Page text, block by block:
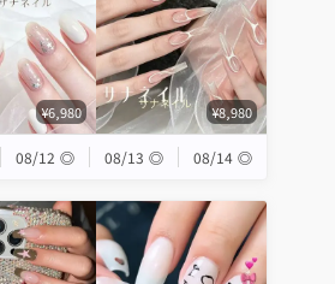
¥6,980 ¥8,980
08/12 ◎ 08/13 ◎ 08/14 ◎